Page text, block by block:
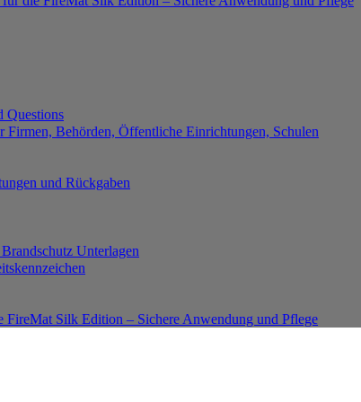
Questions
Firmen, Behörden, Öffentliche Einrichtungen, Schulen
und Rückgaben
Unterlagen
FireMat Silk Edition – Sichere Anwendung und Pflege